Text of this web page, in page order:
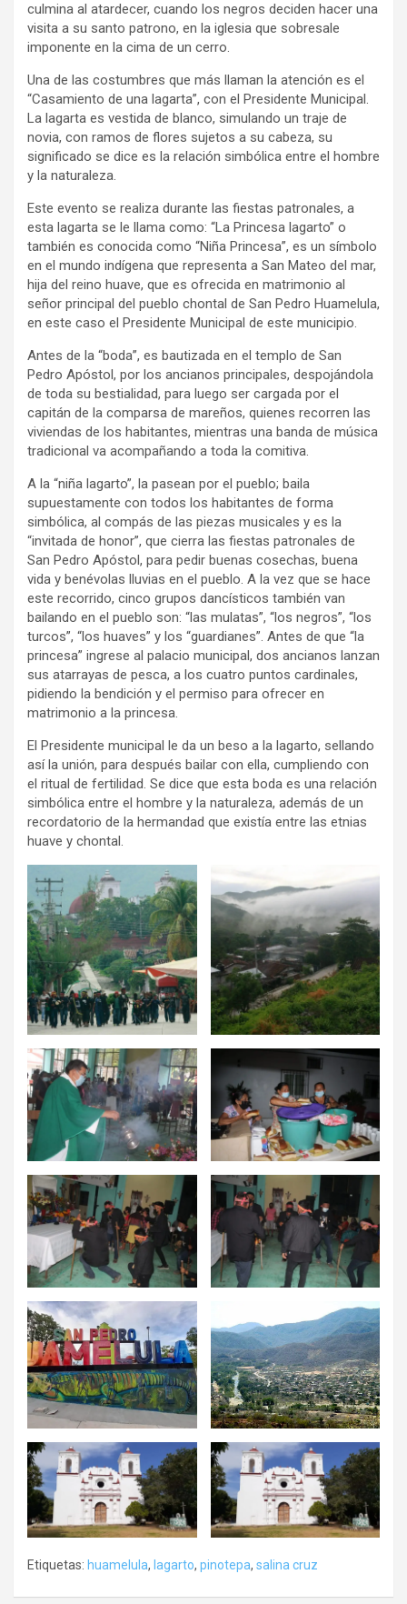
culmina al atardecer, cuando los negros deciden hacer una
visita a su santo patrono, en la iglesia que sobresale
imponente en la cima de un cerro.
Una de las costumbres que más llaman la atención es el
“Casamiento de una lagarta”, con el Presidente Municipal.
La lagarta es vestida de blanco, simulando un traje de
novia, con ramos de flores sujetos a su cabeza, su
significado se dice es la relación simbólica entre el hombre
y la naturaleza.
Este evento se realiza durante las fiestas patronales, a
esta lagarta se le llama como: “La Princesa lagarto” o
también es conocida como “Niña Princesa”, es un símbolo
en el mundo indígena que representa a San Mateo del mar,
hija del reino huave, que es ofrecida en matrimonio al
señor principal del pueblo chontal de San Pedro Huamelula,
en este caso el Presidente Municipal de este municipio.
Antes de la “boda”, es bautizada en el templo de San
Pedro Apóstol, por los ancianos principales, despojándola
de toda su bestialidad, para luego ser cargada por el
capitán de la comparsa de mareños, quienes recorren las
viviendas de los habitantes, mientras una banda de música
tradicional va acompañando a toda la comitiva.
A la “niña lagarto”, la pasean por el pueblo; baila
supuestamente con todos los habitantes de forma
simbólica, al compás de las piezas musicales y es la
“invitada de honor”, que cierra las fiestas patronales de
San Pedro Apóstol, para pedir buenas cosechas, buena
vida y benévolas lluvias en el pueblo. A la vez que se hace
este recorrido, cinco grupos dancísticos también van
bailando en el pueblo son: “las mulatas”, “los negros”, “los
turcos”, “los huaves” y los “guardianes”. Antes de que “la
princesa” ingrese al palacio municipal, dos ancianos lanzan
sus atarrayas de pesca, a los cuatro puntos cardinales,
pidiendo la bendición y el permiso para ofrecer en
matrimonio a la princesa.
El Presidente municipal le da un beso a la lagarto, sellando
así la unión, para después bailar con ella, cumpliendo con
el ritual de fertilidad. Se dice que esta boda es una relación
simbólica entre el hombre y la naturaleza, además de un
recordatorio de la hermandad que existía entre las etnias
huave y chontal.
Etiquetas: huamelula, lagarto, pinotepa, salina cruz